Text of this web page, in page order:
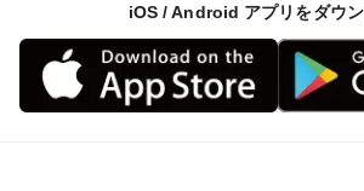
iOS / Android アプリをダウ